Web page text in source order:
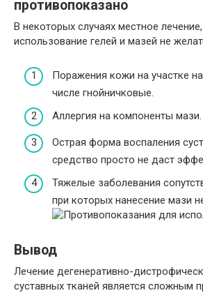
противопоказано
В некоторых случаях местное
использование гелей и мазей не
Поражения кожи на участке
числе гнойничковые.
Аллергия на компоненты мази.
Острая форма воспаления
средство просто не даст
Тяжелые заболевания
при которых нанесение мази
Вывод
Лечение дегенеративно-
суставных тканей является сложным